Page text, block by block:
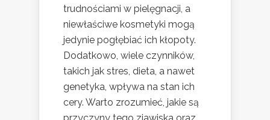
trudnościami w pielęgnacji, a
niewłaściwe kosmetyki mogą
jedynie pogłębiać ich kłopoty.
Dodatkowo, wiele czynników,
takich jak stres, dieta, a nawet
genetyka, wpływa na stan ich
cery. Warto zrozumieć, jakie są